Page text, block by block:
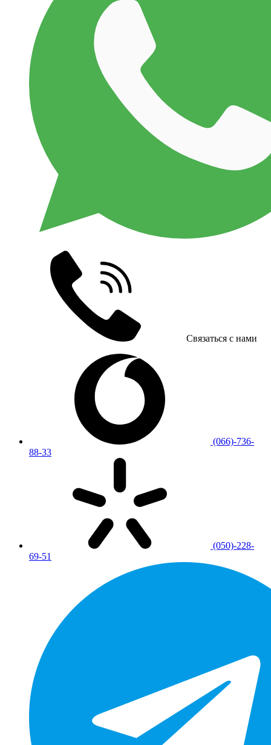
Связаться с нами
(066)-736-
88-33
(050)-228-
69-51